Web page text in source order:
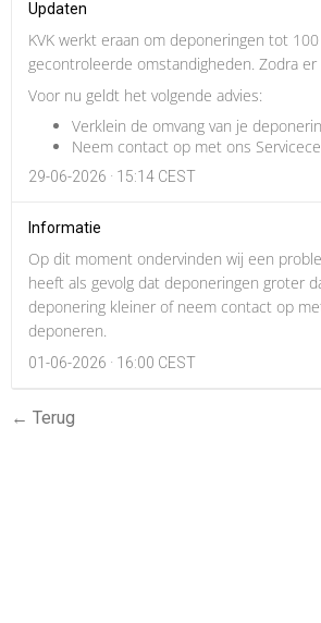
Updaten
KVK werkt eraan om deponeringen tot
gecontroleerde omstandigheden. Zodra
Voor nu geldt het volgende advies:
Verklein de omvang van je
Neem contact op met ons
29-06-2026 · 15:14 CEST
Informatie
Op dit moment ondervinden wij een
heeft als gevolg dat deponeringen groter
deponering kleiner of neem contact op
deponeren.
01-06-2026 · 16:00 CEST
← Terug